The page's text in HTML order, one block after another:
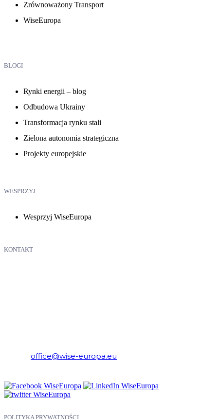
Zrównoważony Transport
WiseEuropa
BLOGI
Rynki energii – blog
Odbudowa Ukrainy
Transformacja rynku stali
Zielona autonomia strategiczna
Projekty europejskie
WESPRZYJ
Wesprzyj WiseEuropa
KONTAKT
office@wise-europa.eu
POLITYKA PRYWATNOŚCI